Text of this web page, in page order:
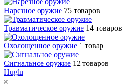
Нарезное оружие 75 товаров
Травматическое оружие 14 товаров
Охолощенное оружие 1 товар
Сигнальное оружие 12 товаров
Huglu